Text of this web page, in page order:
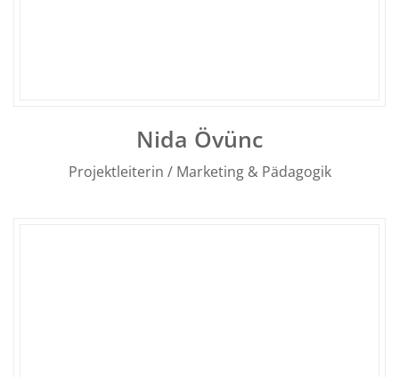
Nida Övünc
Projektleiterin / Marketing & Pädagogik